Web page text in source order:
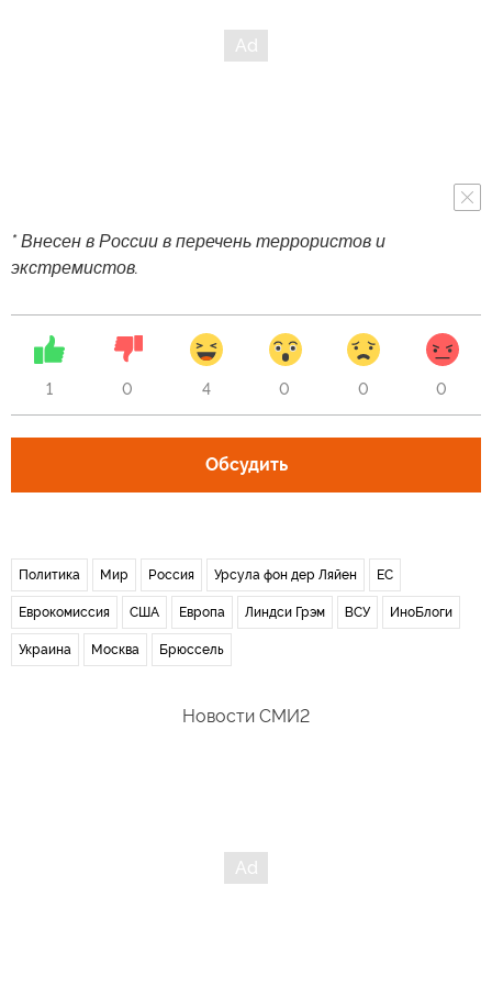
* Внесен в России в перечень террористов и
экстремистов.
1 0 4 0 0 0
Обсудить
Политика Мир Россия Урсула фон дер Ляйен ЕС
Еврокомиссия США Европа Линдси Грэм ВСУ ИноБлоги
Украина Москва Брюссель
Новости СМИ2